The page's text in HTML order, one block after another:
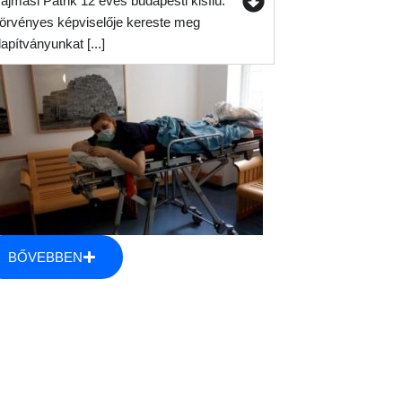
képviselője kereste meg
[...]
BŐVEBBEN